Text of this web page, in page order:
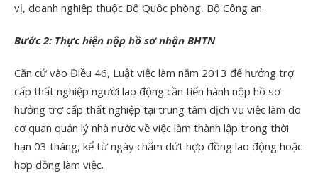
vị, doanh nghiệp thuộc Bộ Quốc phòng, Bộ Công an.
Bước 2: Thực hiện nộp hồ sơ nhận BHTN
Căn cứ vào Điều 46, Luật việc làm năm 2013 để hưởng trợ
cấp thất nghiệp người lao động cần tiến hành nộp hồ sơ
hưởng trợ cấp thất nghiệp tại trung tâm dịch vụ việc làm do
cơ quan quản lý nhà nước về việc làm thành lập trong thời
hạn 03 tháng, kể từ ngày chấm dứt hợp đồng lao động hoặc
hợp đồng làm việc.